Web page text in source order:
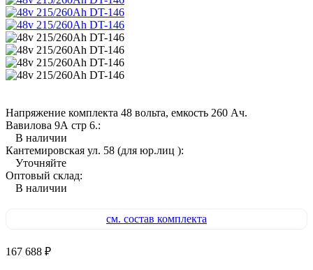
Напряжение комплекта 48 вольта, емкость 260 Ач.
Вавилова 9А стр 6.:
В наличии
Кантемировская ул. 58 (для юр.лиц ):
Уточняйте
Оптовый склад:
В наличии
см. состав комплекта
167 688 ₽